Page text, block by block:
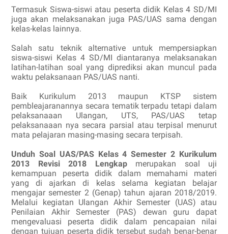
Termasuk Siswa-siswi atau peserta didik Kelas 4 SD/MI
juga akan melaksanakan juga PAS/UAS sama dengan
kelas-kelas lainnya.
Salah satu teknik alternative untuk mempersiapkan
siswa-siswi Kelas 4 SD/MI diantaranya melaksanakan
latihan-latihan soal yang diprediksi akan muncul pada
waktu pelaksanaan PAS/UAS nanti.
Baik Kurikulum 2013 maupun KTSP sistem
pembleajaranannya secara tematik terpadu tetapi dalam
pelaksanaaan Ulangan, UTS, PAS/UAS tetap
pelaksanaaan nya secara parsial atau terpisal menurut
mata pelajaran masing-masing secara terpisah.
Unduh Soal UAS/PAS Kelas 4 Semester 2 Kurikulum
2013 Revisi 2018 Lengkap merupakan soal uji
kemampuan peserta didik dalam memahami materi
yang di ajarkan di kelas selama kegiatan belajar
mengajar semester 2 (Genap) tahun ajaran 2018/2019.
Melalui kegiatan Ulangan Akhir Semester (UAS) atau
Penilaian Akhir Semester (PAS) dewan guru dapat
mengevaluasi peserta didik dalam pencapaian nilai
dengan tujuan peserta didik tersebut sudah benar-benar